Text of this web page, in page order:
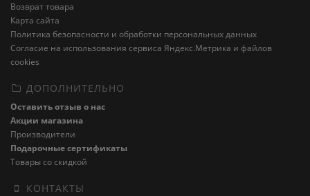
Возврат товара
Карта сайта
Политика безопасности и обработки персональных данных
Cогласие на использования сервиса Яндекс.Метрика и файлов
cookies
ДОПОЛНИТЕЛЬНО
Оставить отзыв о нас
Акции магазина
Производители
Подарочные сертификаты
Товары со скидкой
КОНТАКТЫ